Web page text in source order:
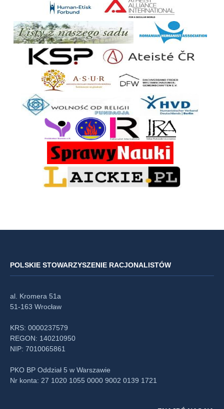
POLSKIE STOWARZYSZENIE RACJONALISTÓW
al. Kromera 51a
51-163 Wrocław
KRS: 0000237579
REGON: 140210950
NIP: 7010065861
PKO BP Oddział 5 w Warszawie
Nr konta: 27 1020 1055 0000 9002 0139 1721